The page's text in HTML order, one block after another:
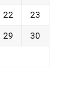
22 23
29 30